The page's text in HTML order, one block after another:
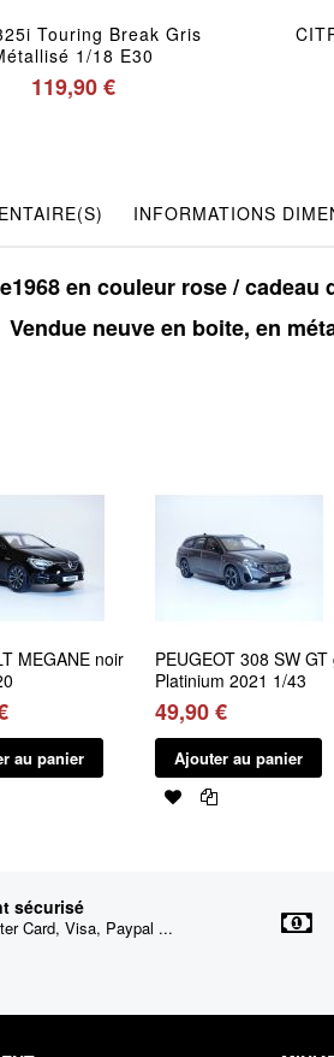
Touring Break Gris
1/18 E30
119,90 €
INFORMATIONS
en couleur rose /
Vendue neuve en boite, en
MEGANE noir
au panier
PEUGEOT 308 SW GT
Platinium 2021 1/43
49,90 €
Ajouter au panier
sécurisé
Card, Visa, Paypal ...